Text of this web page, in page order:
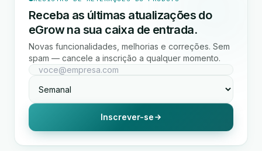
Receba as últimas atualizações do
eGrow na sua caixa de entrada.
Novas funcionalidades, melhorias e correções. Sem
spam — cancele a inscrição a qualquer momento.
Inscrever-se